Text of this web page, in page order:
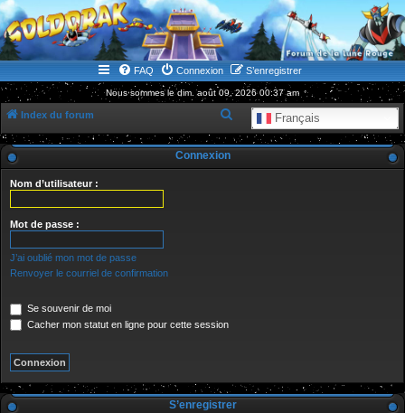
WWW.GOLDORAKGO.COM
le site de la Lune Rouge
FAQ Connexion S’enregistrer
Nous sommes le dim. août 09, 2026 00:37 am
Index du forum Français
e
Connexion
Nom d’utilisateur :
Mot de passe :
J’ai oublié mon mot de passe
Renvoyer le courriel de confirmation
Se souvenir de moi
Cacher mon statut en ligne pour cette session
S’enregistrer